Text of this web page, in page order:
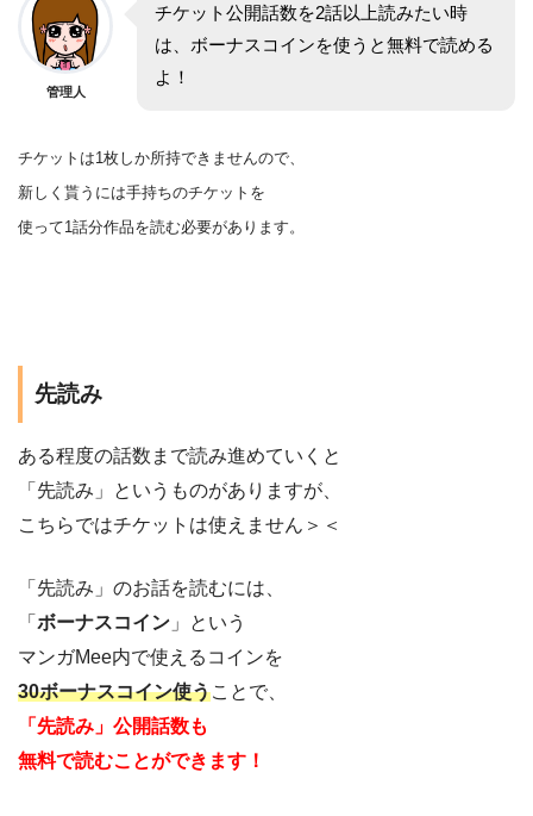
管理人
チケット公開話数を2話以上読みたい時
は、ボーナスコインを使うと無料で読める
よ！
チケットは1枚しか所持できませんので、
新しく貰うには手持ちのチケットを
使って1話分作品を読む必要があります。
先読み
ある程度の話数まで読み進めていくと
「先読み」というものがありますが、
こちらではチケットは使えません＞＜
「先読み」のお話を読むには、
「 ボーナスコイン 」という
マンガMee内で使えるコインを
30ボーナスコイン使うことで、
「先読み」公開話数も
無料で読むことができます！